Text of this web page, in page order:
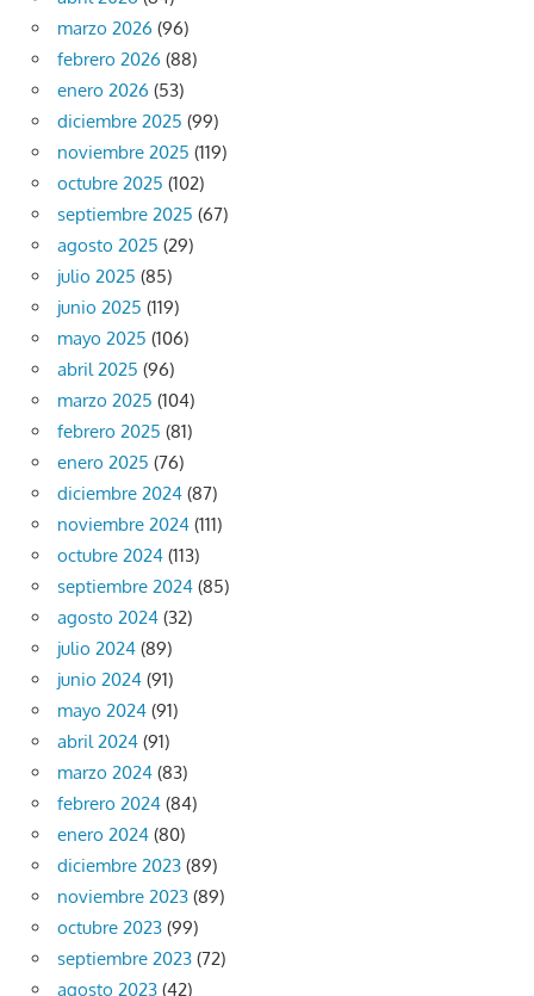
marzo 2026 (96)
febrero 2026 (88)
enero 2026 (53)
diciembre 2025 (99)
noviembre 2025 (119)
octubre 2025 (102)
septiembre 2025 (67)
agosto 2025 (29)
julio 2025 (85)
junio 2025 (119)
mayo 2025 (106)
abril 2025 (96)
marzo 2025 (104)
febrero 2025 (81)
enero 2025 (76)
diciembre 2024 (87)
noviembre 2024 (111)
octubre 2024 (113)
septiembre 2024 (85)
agosto 2024 (32)
julio 2024 (89)
junio 2024 (91)
mayo 2024 (91)
abril 2024 (91)
marzo 2024 (83)
febrero 2024 (84)
enero 2024 (80)
diciembre 2023 (89)
noviembre 2023 (89)
octubre 2023 (99)
septiembre 2023 (72)
agosto 2023 (42)